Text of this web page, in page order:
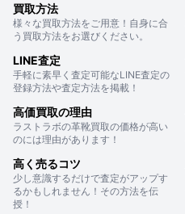
買取方法
様々な買取方法をご用意！自身に合
う買取方法をお選びください。
LINE査定
手軽に素早く査定可能なLINE査定の
登録方法や査定方法を掲載！
高価買取の理由
ラストラボの革靴買取の価格が高い
のには理由があります！
高く売るコツ
少し意識するだけで査定がアップす
るかもしれません！その方法を伝
授！